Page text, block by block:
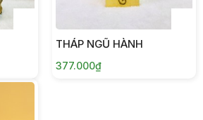
THÁP NGŨ HÀNH
377.000₫